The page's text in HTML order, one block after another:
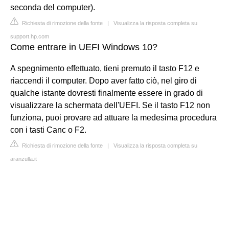
seconda del computer).
Richiesta di rimozione della fonte | Visualizza la risposta completa su
support.hp.com
Come entrare in UEFI Windows 10?
A spegnimento effettuato, tieni premuto il tasto F12 e
riaccendi il computer. Dopo aver fatto ciò, nel giro di
qualche istante dovresti finalmente essere in grado di
visualizzare la schermata dell'UEFI. Se il tasto F12 non
funziona, puoi provare ad attuare la medesima procedura
con i tasti Canc o F2.
Richiesta di rimozione della fonte | Visualizza la risposta completa su
aranzulla.it